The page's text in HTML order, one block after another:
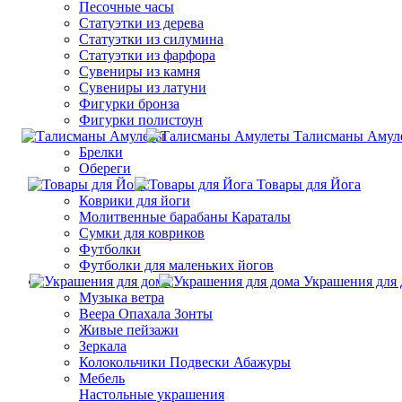
Песочные часы
Статуэтки из дерева
Статуэтки из силумина
Статуэтки из фарфора
Сувениры из камня
Сувениры из латуни
Фигурки бронза
Фигурки полистоун
Талисманы
Брелки
Обереги
Товары для Йога
Коврики для йоги
Молитвенные барабаны Караталы
Сумки для ковриков
Футболки
Футболки для маленьких йогов
Украшения для
Музыка ветра
Веера Опахала Зонты
Живые пейзажи
Зеркала
Колокольчики Подвески Абажуры
Мебель
Настольные украшения